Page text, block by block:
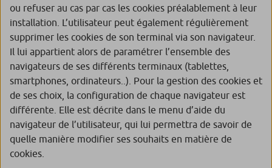
ou refuser au cas par cas les cookies préalablement à leur
installation. L’utilisateur peut également régulièrement
supprimer les cookies de son terminal via son navigateur.
Il lui appartient alors de paramétrer l’ensemble des
navigateurs de ses différents terminaux (tablettes,
smartphones, ordinateurs..). Pour la gestion des cookies et
de ses choix, la configuration de chaque navigateur est
différente. Elle est décrite dans le menu d’aide du
navigateur de l’utilisateur, qui lui permettra de savoir de
quelle manière modifier ses souhaits en matière de
cookies.